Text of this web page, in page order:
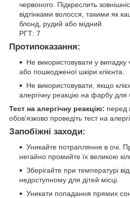
червоного. Підкреслить
відтінками волосся, такими як
блонд, рудий або мідний.
РГТ: 7
Протипоказання:
Не використовувати у випадку
або пошкодженої шкіри клієнта.
Не використовувати, якщо
алергічну реакцію на фарбу для
Тест на алергічну реакцію: перед
обов'язково проведіть тест на
Запобіжні заходи:
Уникайте потрапляння в очі.
негайно промийте їх великою
Зберігайте при температурі
недоступному для дітей місці.
Уникати попадання прямих